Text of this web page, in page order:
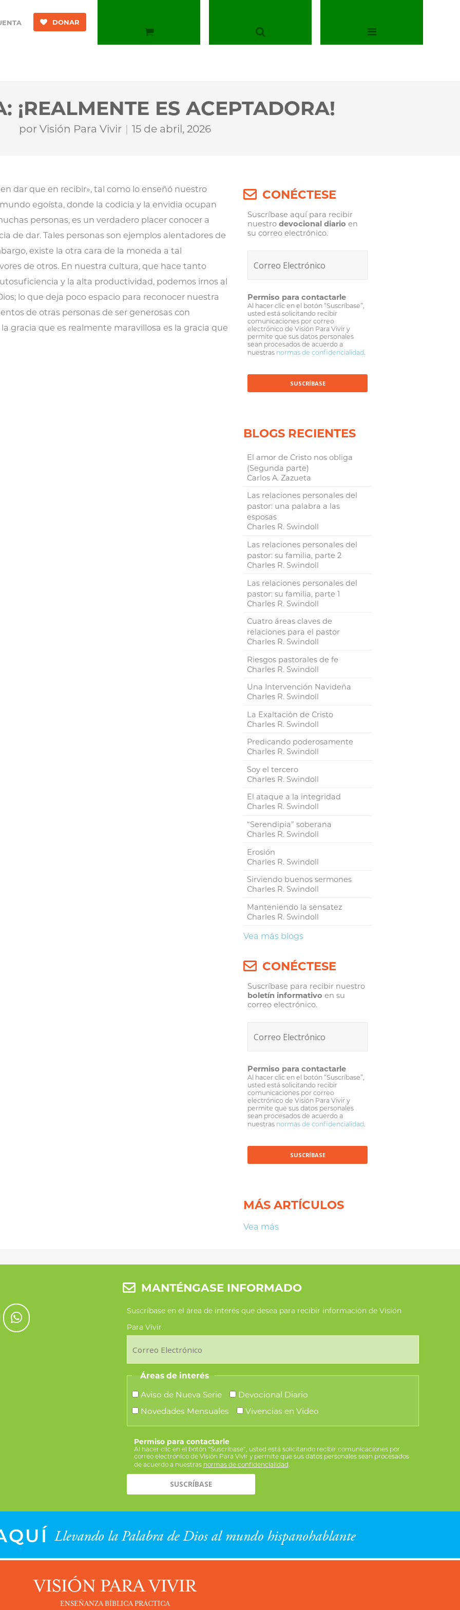
DONAR
¡REALMENTE ES ACEPTADORA!
por Visión Para Vivir 15 de abril, 2026
dar que en recibir», tal como lo enseñó nuestro
egoísta, donde la codicia y la envidia ocupan
personas, es un verdadero placer conocer a
de dar. Tales personas son ejemplos alentadores de
existe la otra cara de la moneda a tal
de otros. En nuestra cultura, que hace tanto
y la alta productividad, podemos irnos al
lo que deja poco espacio para reconocer nuestra
de otras personas de ser generosas con
gracia que es realmente maravillosa es la gracia que
CONÉCTESE
Suscríbase aquí para recibir
nuestrodevocional diario en
su correo electrónico.
Permiso para contactarle
Al hacer clic en el botón “Suscríbase”,
usted está solicitando recibir
comunicaciones por correo
electrónico de Visión Para Vivir y
permite que sus datos personales
sean procesados de acuerdo a
nuestras normas de confidencialidad.
BLOGS RECIENTES
El amor de Cristo nos obliga
(Segunda parte)
Carlos A. Zazueta
Las relaciones personales del
pastor: una palabra a las
esposas
Charles R. Swindoll
Las relaciones personales del
pastor: su familia, parte 2
Charles R. Swindoll
Las relaciones personales del
pastor: su familia, parte 1
Charles R. Swindoll
Cuatro áreas claves de
relaciones para el pastor
Charles R. Swindoll
Riesgos pastorales de fe
Charles R. Swindoll
Una Intervención Navideña
Charles R. Swindoll
La Exaltación de Cristo
Charles R. Swindoll
Predicando poderosamente
Charles R. Swindoll
Soy el tercero
Charles R. Swindoll
El ataque a la integridad
Charles R. Swindoll
“Serendipia” soberana
Charles R. Swindoll
Erosión
Charles R. Swindoll
Sirviendo buenos sermones
Charles R. Swindoll
Manteniendo la sensatez
Charles R. Swindoll
Vea más blogs
CONÉCTESE
Suscríbase para recibir nuestro
boletín informativo en su
correo electrónico.
Permiso para contactarle
Al hacer clic en el botón “Suscríbase”,
usted está solicitando recibir
comunicaciones por correo
electrónico de Visión Para Vivir y
permite que sus datos personales
sean procesados de acuerdo a
nuestras normas de confidencialidad.
MÁS ARTÍCULOS
Vea más
MANTÉNGASE INFORMADO
Suscríbase en el área de interés que desea para recibir información de Visión
Para Vivir.
Áreas de interés
Aviso de Nueva Serie
Devocional Diario
Novedades Mensuales
Vivencias en Video
Permiso para contactarle
Al hacer clic en el botón “Suscríbase”, usted está solicitando recibir comunicaciones por
correo electrónico de Visión Para Vivir y permite que sus datos personales sean procesados
de acuerdo a nuestras normas de confidencialidad.
VISIÓN PARA VIVIR
ENSEÑANZA BÍBLICA PRÁCTICA